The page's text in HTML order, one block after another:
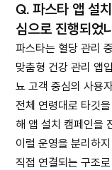
Q.파스타 앱 설
심으로 진행되었
파스타는 혈당 관리
맞춤형 건강 관리 앱
뇨 고객 중심의 사용
전체 연령대로 타깃
해 앱 설치 캠페인을
이럴 운영을 분리하
직접 연결되는 구조